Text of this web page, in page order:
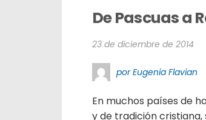
De Pascuas a
23 de diciembre de 2014
por Eugenia Flavian
En muchos países de
y de tradición cristiana,